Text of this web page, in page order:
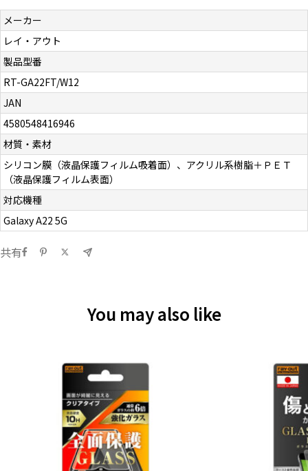
メーカー
レイ・アウト
製品型番
RT-GA22FT/W12
JAN
4580548416946
材質・素材
シリコン膜（液晶保護フィルム吸着面）、アクリル系樹脂＋ＰＥＴ
（液晶保護フィルム表面）
対応機種
Galaxy A22 5G
共有
You may also like